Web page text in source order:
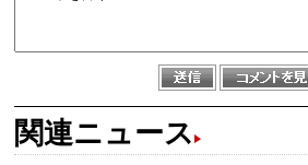
関連ニュース